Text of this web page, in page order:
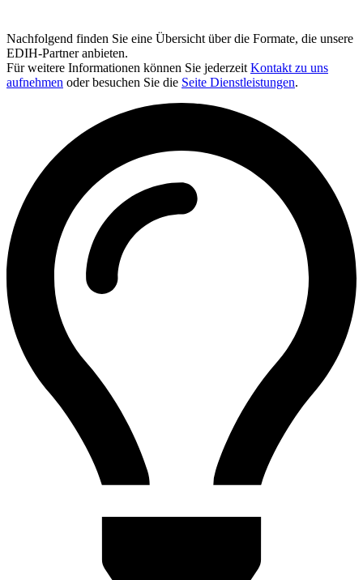
Nachfolgend finden Sie eine Übersicht über die Formate, die unsere
EDIH-Partner anbieten.
Für weitere Informationen können Sie jederzeit Kontakt zu uns
aufnehmen oder besuchen Sie die Seite Dienstleistungen.